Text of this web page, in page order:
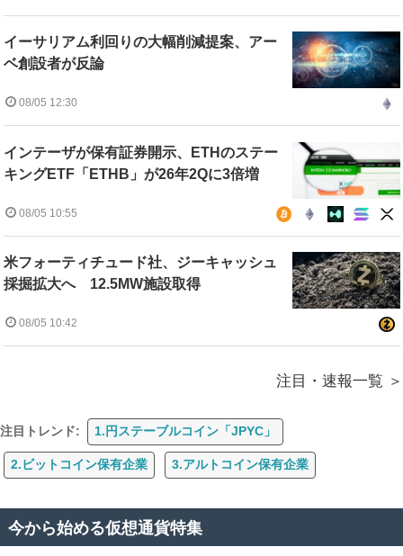
イーサリアム利回りの大幅削減提案、アー
ベ創設者が反論
08/05 12:30
インテーザが保有証券開示、ETHのステー
キングETF「ETHB」が26年2Qに3倍増
08/05 10:55
米フォーティチュード社、ジーキャッシュ
採掘拡大へ 12.5MW施設取得
08/05 10:42
注目・速報一覧
注目トレンド: 1.円ステーブルコイン「JPYC」
2.ビットコイン保有企業 3.アルトコイン保有企業
今から始める仮想通貨特集